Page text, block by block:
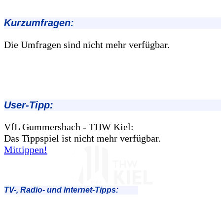
Kurzumfragen:
Die Umfragen sind nicht mehr verfügbar.
User-Tipp:
VfL Gummersbach - THW Kiel:
Das Tippspiel ist nicht mehr verfügbar.
Mittippen!
TV-, Radio- und Internet-Tipps: